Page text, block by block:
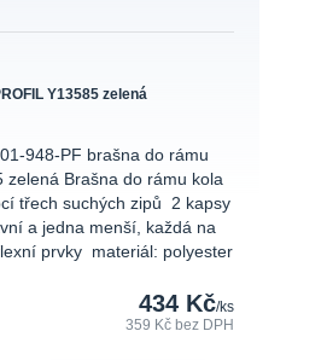
Y13585 zelená
948-PF brašna do rámu
zelená Brašna do rámu kola
třech suchých zipů 2 kapsy
a jedna menší, každá na
prvky materiál: polyester
434 Kč/ks
359 Kč bez DPH